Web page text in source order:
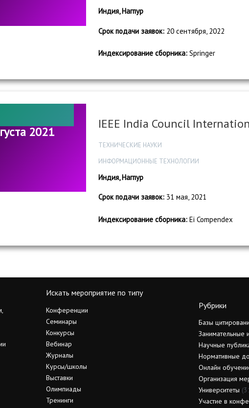
Индия, Нагпур
Срок подачи заявок: 20 сентября, 2022
Индексирование сборника: Springer
2021
IEEE India Council
ТЕХНИЧЕСКИЕ НАУКИ
ИНФОРМАЦИОННЫЕ ТЕХНОЛОГИИ
Индия, Нагпур
Срок подачи заявок: 31 мая, 2021
Индексирование сборника: Ei Compendex
Искать мероприятие по типу
Конференции
Семинары
Конкурсы
Вебинар
Журналы
Курсы/школы
Выставки
Олимпиады
Тренинги
Рубрики
Базы
Занимательные
Научные
Нормативные
Онлайн
Организация
Университеты
Участие в